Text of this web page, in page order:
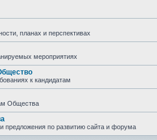
планах и перспективах
мероприятиях
к кандидатам
Общества
предложения по развитию сайта и форума